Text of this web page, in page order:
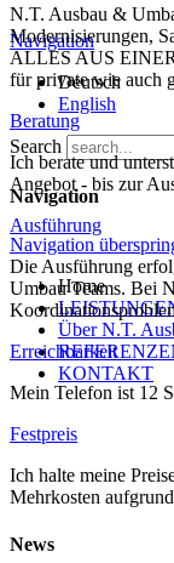
Navigation
Deutsch
English
Search
Navigation
Navigation
Home
Über N.T.
KONTAKT
N.T. Ausbau &
Modernisierungen,
ALLES AUS
für private wie auch
Beratung
Ich berate und
Angebot - bis zur
Ausführung
Die Ausführung
Umbau Teams. Bei
Erreichbarkeit
Mein Telefon ist 12
Festpreis
Ich halte meine
Mehrkosten
News